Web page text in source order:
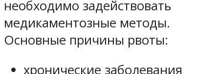
необходимо задействовать
медикаментозные методы.
Основные причины рвоты:
хронические заболевания